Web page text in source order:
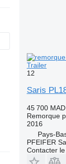
Trailer
12
Saris
45 700 MAD
Remorque
2016
Pays-
PFEIFER
Contacter